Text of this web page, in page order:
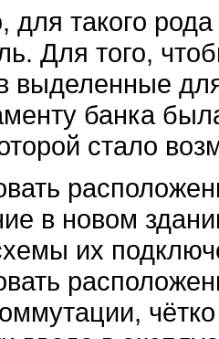
для такого
Для того,
выделенные
банка
стало
в новом
их